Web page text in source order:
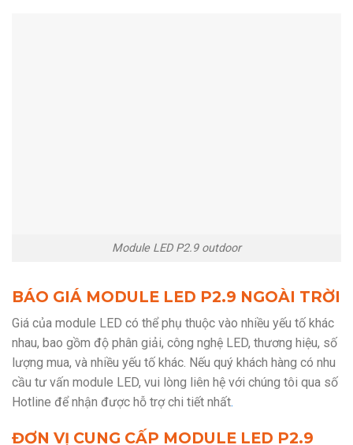
Module LED P2.9 outdoor
BÁO GIÁ MODULE LED P2.9 NGOÀI TRỜI
Giá của module LED có thể phụ thuộc vào nhiều yếu tố khác
nhau, bao gồm độ phân giải, công nghệ LED, thương hiệu, số
lượng mua, và nhiều yếu tố khác. Nếu quý khách hàng có nhu
cầu tư vấn module LED, vui lòng liên hệ với chúng tôi qua số
Hotline để nhận được hỗ trợ chi tiết nhất.
ĐƠN VỊ CUNG CẤP MODULE LED P2.9